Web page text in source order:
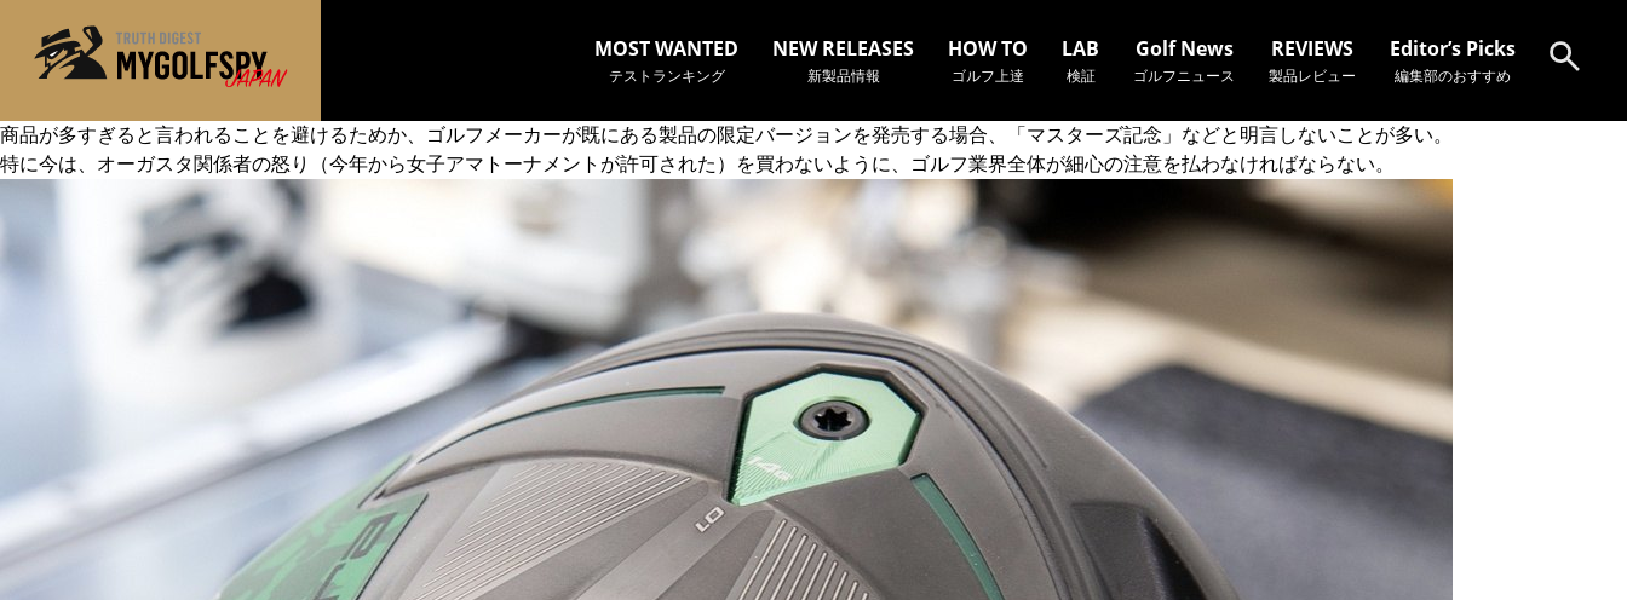
MOST WANTED
テストランキング
NEW RELEASES
新製品情報
HOW TO
ゴルフ上達
LAB
検証
Golf News
ゴルフニュース
REVIEWS
製品レビュー
Editor’s Picks
編集部のおすすめ
商品が多すぎると言われることを避けるためか、ゴルフメーカーが既にある製品の限定バージョンを発売する場合、「マスターズ記念」などと明言しないことが多い。
特に今は、オーガスタ関係者の怒り（今年から女子アマトーナメントが許可された）を買わないように、ゴルフ業界全体が細心の注意を払わなければならない。
MOST WANTED テストランキング
新製品情報
ゴルフ上達・実践テクニック
テスト・データ検証
DRIVERS ドライバー
FAIRWAY WOODS フェアウェイウッド
ハイブリッド
※メーカー名やクラブ名など、検索したい事柄を入力してください。
検索